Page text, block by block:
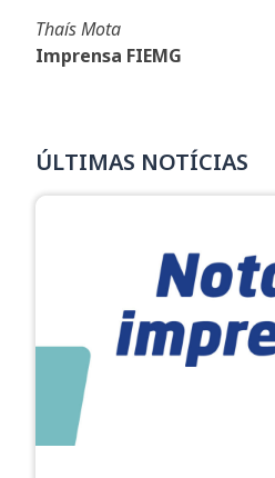
Thaís Mota
Imprensa FIEMG
ÚLTIMAS NOTÍCIAS